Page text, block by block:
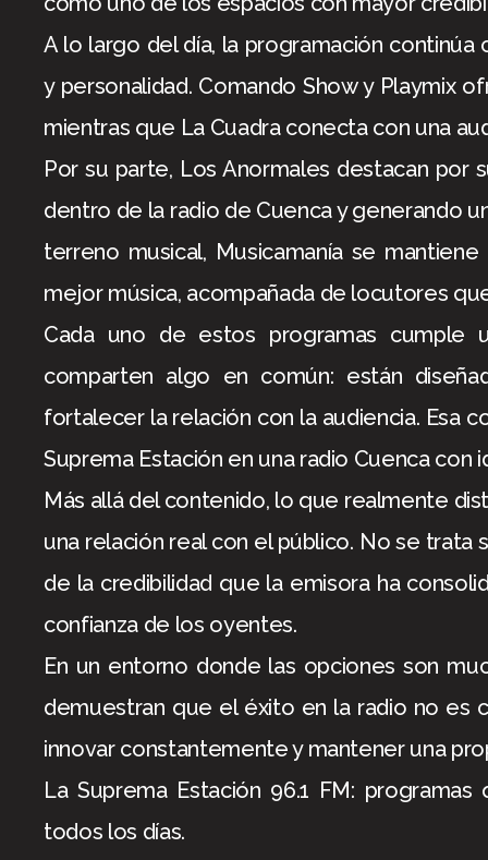
A lo largo del día, la programación
y personalidad. Comando Show y Playmix
mientras que La Cuadra conecta con una
Por su parte, Los Anormales destacan
dentro de la radio de Cuenca y generando
terreno musical, Musicamanía se
mejor música, acompañada de locutores
Cada uno de estos programas
comparten algo en común: están
fortalecer la relación con la audiencia. Esa
Suprema Estación en una radio Cuenca
Más allá del contenido, lo que realmente
una relación real con el público. No se trata
de la credibilidad que la emisora ha
confianza de los oyentes.
En un entorno donde las opciones son
demuestran que el éxito en la radio no es
innovar constantemente y mantener una
La Suprema Estación 96.1 FM:
todos los días.